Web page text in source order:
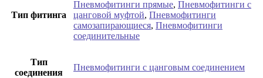
Тип фитинга
Пневмофитинги прямые, Пневмофитинги с
цанговой муфтой, Пневмофитинги
самозапирающиеся, Пневмофитинги
соединительные
Тип
соединения
Пневмофитинги с цанговым соединением